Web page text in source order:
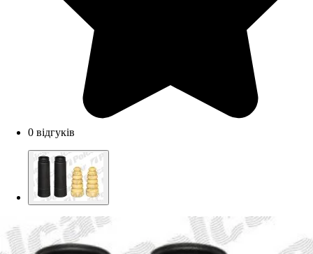
0 відгуків